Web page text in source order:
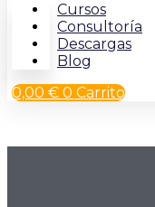
Cursos
Consultoría
Descargas
Blog
0,00 € 0 Carrito